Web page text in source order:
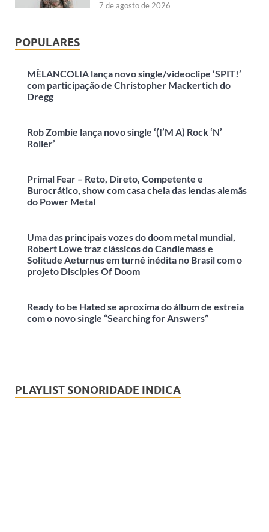
7 de agosto de 2026
POPULARES
MÈLANCOLIA lança novo single/videoclipe ‘SPIT!’
com participação de Christopher Mackertich do
Dregg
Rob Zombie lança novo single ‘(I’M A) Rock ‘N’
Roller’
Primal Fear – Reto, Direto, Competente e
Burocrático, show com casa cheia das lendas alemãs
do Power Metal
Uma das principais vozes do doom metal mundial,
Robert Lowe traz clássicos do Candlemass e
Solitude Aeturnus em turnê inédita no Brasil com o
projeto Disciples Of Doom
Ready to be Hated se aproxima do álbum de estreia
com o novo single “Searching for Answers”
PLAYLIST SONORIDADE INDICA